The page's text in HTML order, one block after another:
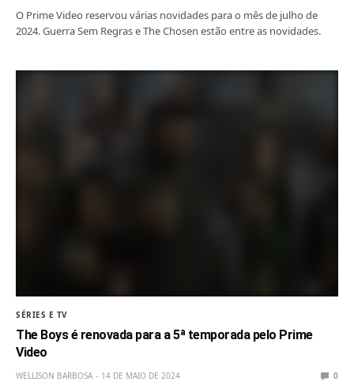
O Prime Video reservou várias novidades para o mês de julho de
2024. Guerra Sem Regras e The Chosen estão entre as novidades.
SÉRIES E TV
The Boys é renovada para a 5ª temporada pelo Prime
Video
WELLISON BARBOSA 14 DE MAIO DE 2024 0